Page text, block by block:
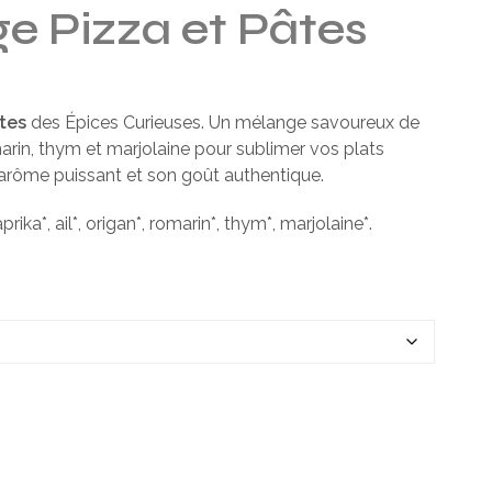
Pizza et Pâtes
des Épices Curieuses. Un mélange savoureux de
thym et marjolaine pour sublimer vos plats
puissant et son goût authentique.
ail*, origan*, romarin*, thym*, marjolaine*.